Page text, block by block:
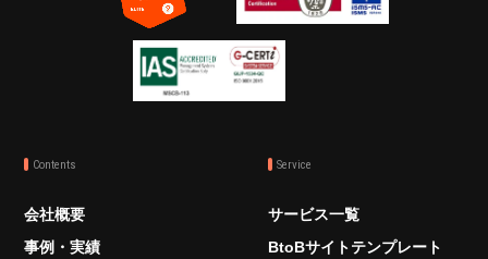
Contents
会社概要
事例・実績
Service
サービス一覧
BtoBサイトテンプレート